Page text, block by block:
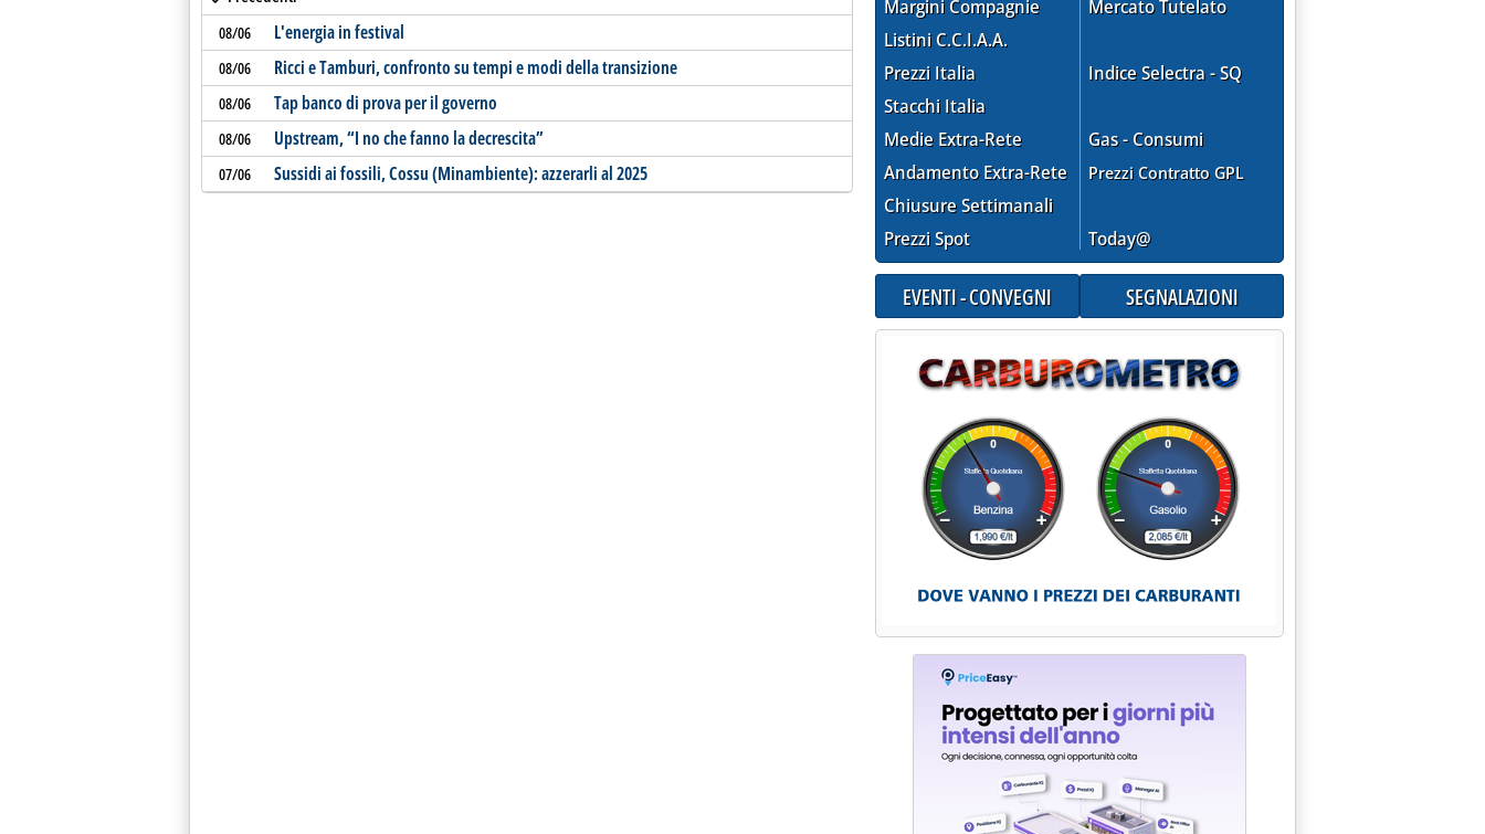
08/06 L'energia in festival
08/06 Ricci e Tamburi, confronto su tempi e modi della transizione
08/06 Tap banco di prova per il governo
08/06 Upstream, “I no che fanno la decrescita”
07/06 Sussidi ai fossili, Cossu (Minambiente): azzerarli al 2025
Margini Compagnie
Listini C.C.I.A.A.
Prezzi Italia
Stacchi Italia
Medie Extra-Rete
Andamento Extra-Rete
Chiusure Settimanali
Prezzi Spot
Mercato Tutelato
Indice Selectra - SQ
Gas - Consumi
Prezzi Contratto GPL
Today@
EVENTI - CONVEGNI SEGNALAZIONI